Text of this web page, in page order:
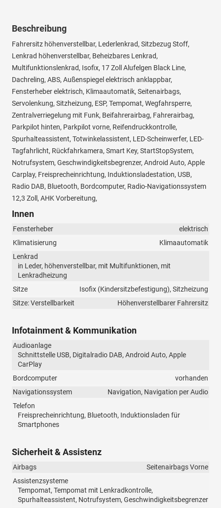
Beschreibung
Fahrersitz höhenverstellbar, Lederlenkrad, Sitzbezug Stoff,
Lenkrad höhenverstellbar, Beheizbares Lenkrad,
Multifunktionslenkrad, Isofix, 17 Zoll Alufelgen Black Line,
Dachreling, ABS, Außenspiegel elektrisch anklappbar,
Fensterheber elektrisch, Klimaautomatik, Seitenairbags,
Servolenkung, Sitzheizung, ESP, Tempomat, Wegfahrsperre,
Zentralverriegelung mit Funk, Beifahrerairbag, Fahrerairbag,
Parkpilot hinten, Parkpilot vorne, Reifendruckkontrolle,
Spurhalteassistent, Totwinkelassistent, LED-Scheinwerfer, LED-
Tagfahrlicht, Rückfahrkamera, Smart Key, StartStopSystem,
Notrufsystem, Geschwindigkeitsbegrenzer, Android Auto, Apple
Carplay, Freisprecheinrichtung, Induktionsladestation, USB,
Radio DAB, Bluetooth, Bordcomputer, Radio-Navigationssystem
12,3 Zoll, AHK Vorbereitung,
Innen
Fensterheber
elektrisch
Klimatisierung
Klimaautomatik
Lenkrad
in Leder, höhenverstellbar, mit Multifunktionen, mit
Lenkradheizung
Sitze
Isofix (Kindersitzbefestigung), Sitzheizung
Sitze: Verstellbarkeit
Höhenverstellbarer Fahrersitz
Infotainment & Kommunikation
Audioanlage
Schnittstelle USB, Digitalradio DAB, Android Auto, Apple
CarPlay
Bordcomputer
vorhanden
Navigationssystem
Navigation, Navigation per Audio
Telefon
Freisprecheinrichtung, Bluetooth, Induktionsladen für
Smartphones
Sicherheit & Assistenz
Airbags
Seitenairbags Vorne
Assistenzsysteme
Tempomat, Tempomat mit Lenkradkontrolle,
Spurhalteassistent, Notrufsystem, Geschwindigkeitsbegrenzer